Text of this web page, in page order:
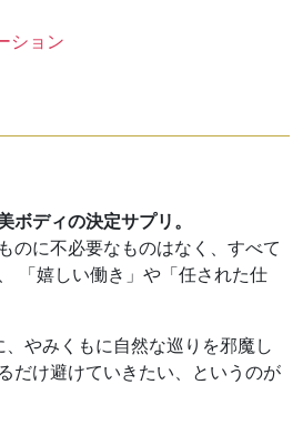
ション
ボディの決定サプリ。
のに不必要なものはなく、すべて
「嬉しい働き」や「任された仕
やみくもに自然な巡りを邪魔し
だけ避けていきたい、というのが